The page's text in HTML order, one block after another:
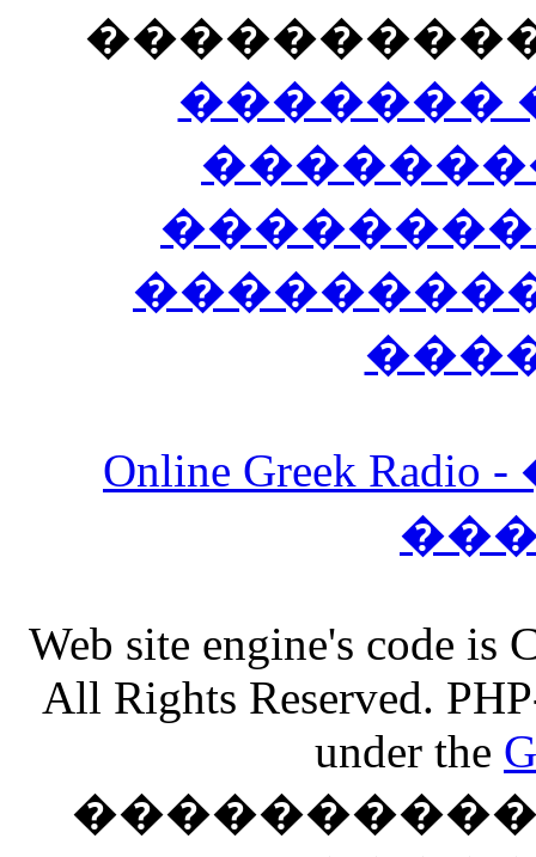
�������
Online Greek
Web site engine's code
All Rights Reserved.
under the
����������